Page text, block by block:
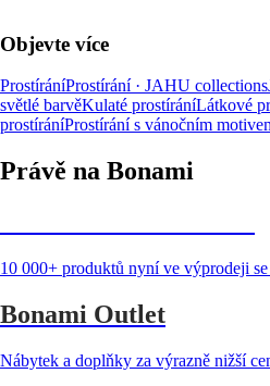
Objevte více
ProstíráníProstírání · JAHU collections
světlé barvěKulaté prostíráníLátkové
prostíráníProstírání s vánočním
Právě na Bonami
10 000+ produktů nyní ve výprodeji
Bonami Outlet
Nábytek a doplňky za výrazně nižší